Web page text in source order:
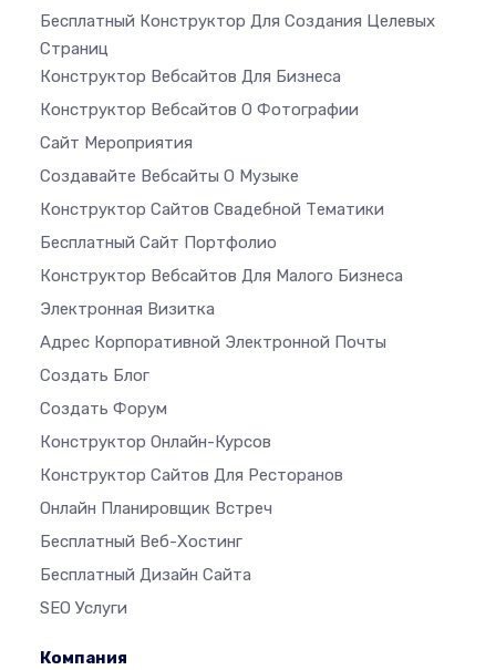
Бесплатный Конструктор Для Создания Целевых
Страниц
Конструктор Вебсайтов Для Бизнеса
Конструктор Вебсайтов О Фотографии
Сайт Мероприятия
Создавайте Вебсайты О Музыке
Конструктор Сайтов Свадебной Тематики
Бесплатный Сайт Портфолио
Конструктор Вебсайтов Для Малого Бизнеса
Электронная Визитка
Адрес Корпоративной Электронной Почты
Создать Блог
Создать Форум
Конструктор Онлайн-Курсов
Конструктор Сайтов Для Ресторанов
Онлайн Планировщик Встреч
Бесплатный Веб-Хостинг
Бесплатный Дизайн Сайта
SEO Услуги
Компания